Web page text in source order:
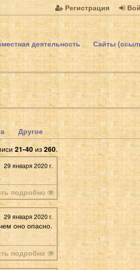
Регистрация
деятельность Сайты
Другое
21-40из 260.
29 января 2020 г.
подробно
29 января 2020 г.
оно опасно.
подробно